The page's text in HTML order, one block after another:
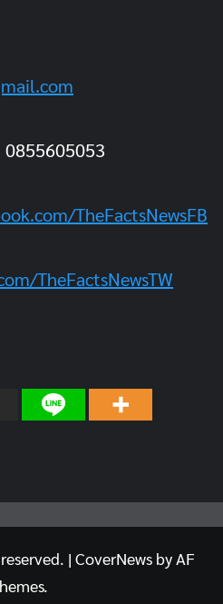
TheFactsNewsFB
TheFactsNewsTW
| CoverNewsby AF